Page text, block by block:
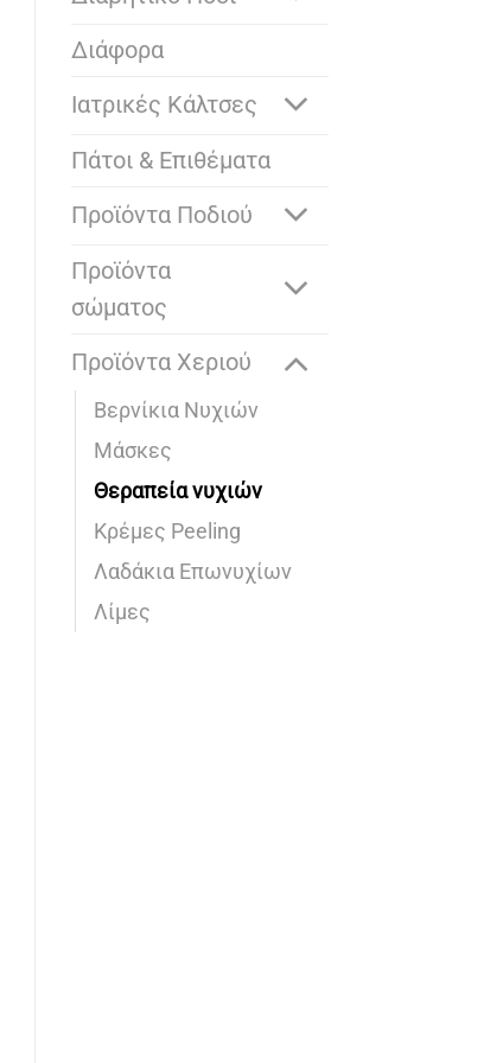
Διάφορα
Ιατρικές Κάλτσες
Πάτοι & Επιθέματα
Προϊόντα Ποδιού
Προϊόντα
σώματος
Προϊόντα Χεριού
Bερνίκια Νυχιών
Mάσκες
Θεραπεία νυχιών
Κρέμες Peeling
Λαδάκια Επωνυχίων
Λίμες